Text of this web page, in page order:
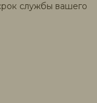
службы вашего